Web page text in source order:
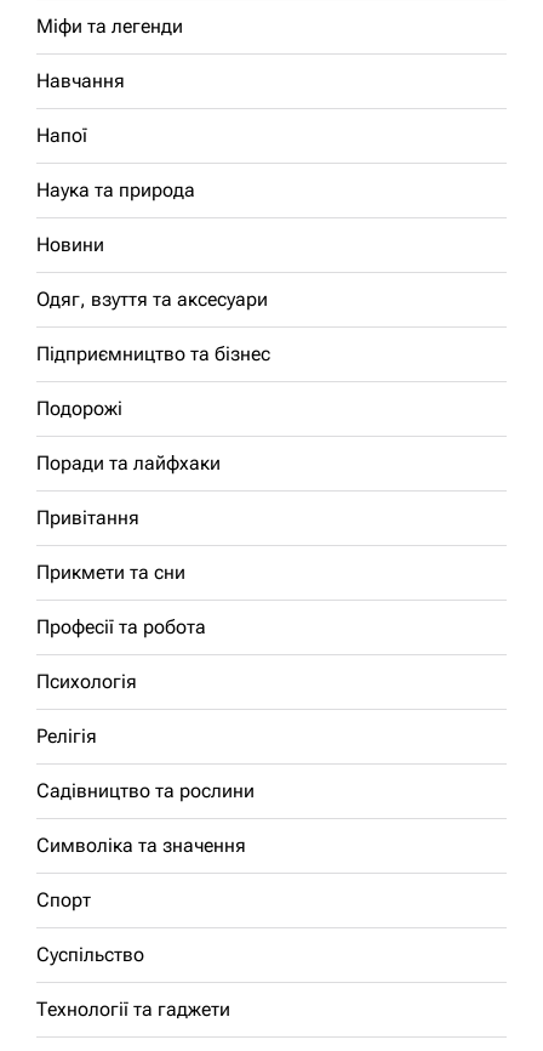
Міфи та легенди
Навчання
Напої
Наука та природа
Новини
Одяг, взуття та аксесуари
Підприємництво та бізнес
Подорожі
Поради та лайфхаки
Привітання
Прикмети та сни
Професії та робота
Психологія
Релігія
Садівництво та рослини
Символіка та значення
Спорт
Суспільство
Технології та гаджети